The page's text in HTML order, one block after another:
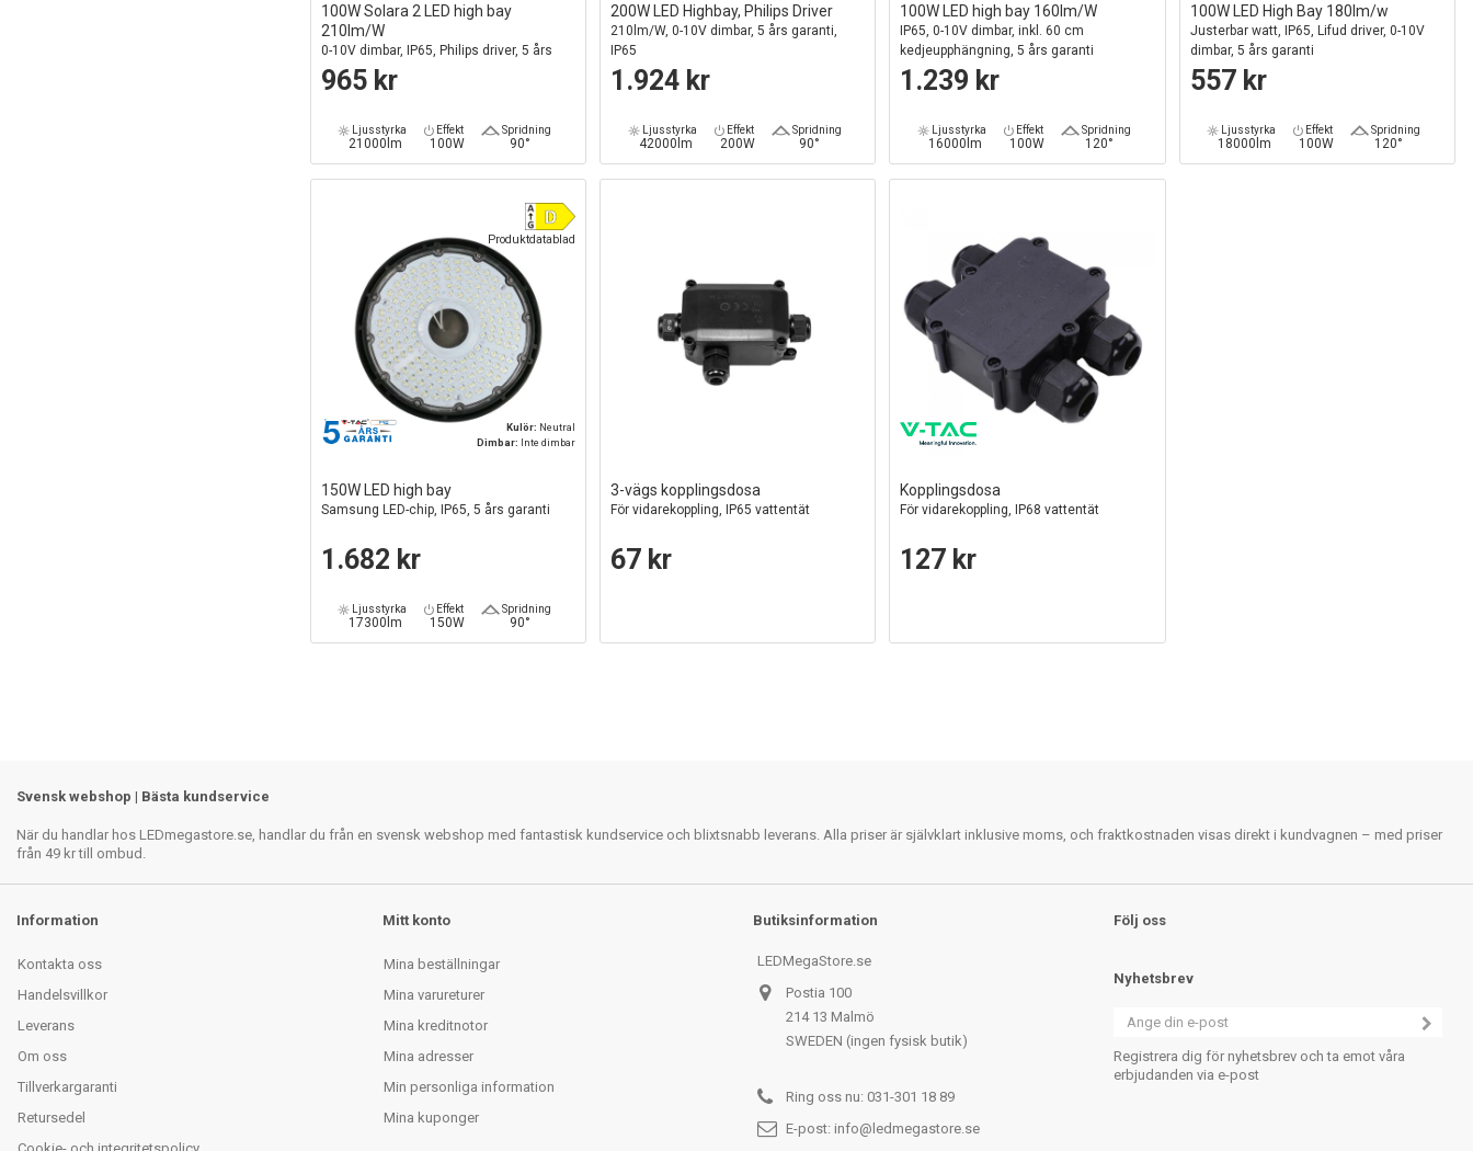
100W Solara 2 LED high bay
210lm/W
0-10V dimbar, IP65, Philips driver, 5 års
garanti
965 kr
Ljusstyrka
21000lm
Effekt
100W
Spridning
90°
200W LED Highbay, Philips Driver
210lm/W, 0-10V dimbar, 5 års garanti,
IP65
1.924 kr
Ljusstyrka
42000lm
Effekt
200W
Spridning
90°
100W LED high bay 160lm/W
IP65, 0-10V dimbar, inkl. 60 cm
kedjeupphängning, 5 års garanti
1.239 kr
Ljusstyrka
16000lm
Effekt
100W
Spridning
120°
100W LED High Bay 180lm/w
Justerbar watt, IP65, Lifud driver, 0-10V
dimbar, 5 års garanti
557 kr
Ljusstyrka
18000lm
Effekt
100W
Spridning
120°
Produktdatablad
Kulör: Neutral
Dimbar: Inte dimbar
150W LED high bay
Samsung LED-chip, IP65, 5 års garanti
1.682 kr
Ljusstyrka
17300lm
Effekt
150W
Spridning
90°
3-vägs kopplingsdosa
För vidarekoppling, IP65 vattentät
67 kr
Kopplingsdosa
För vidarekoppling, IP68 vattentät
127 kr
Svensk webshop | Bästa kundservice
När du handlar hos LEDmegastore.se, handlar du från en svensk webshop med fantastisk kundservice och blixtsnabb leverans. Alla priser är självklart inklusive moms, och fraktkostnaden visas direkt i kundvagnen – med priser
från 49 kr till ombud.
Information
Kontakta oss
Handelsvillkor
Leverans
Om oss
Tillverkargaranti
Retursedel
Mitt konto
Mina beställningar
Mina varureturer
Mina kreditnotor
Mina adresser
Min personliga information
Mina kuponger
Butiksinformation
LEDMegaStore.se
Postia 100
214 13 Malmö
SWEDEN (ingen fysisk butik)
Ring oss nu: 031-301 18 89
E-post: info@ledmegastore.se
Följ oss
Nyhetsbrev
Registrera dig för nyhetsbrev och ta emot våra
erbjudanden via e-post